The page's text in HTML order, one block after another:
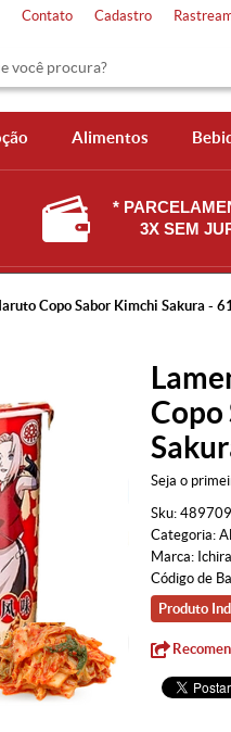
Contato Cadastro
Alimentos
*
3X SEM
Copo Sabor Kimchi Sakura -
Copo
Seja o
Sku:
Categoria:
Marca:
Código de
Produto